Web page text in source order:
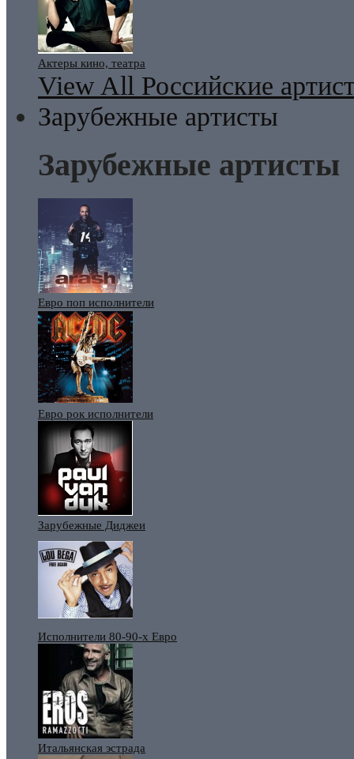
Актеры кино, театра
View All Российские
Зарубежные артисты
Зарубежные артисты
Евро поп исполнители
Евро рок исполнители
Зарубежные Диджеи
Исполнители 80-90-х Евро
Итальянская эстрада